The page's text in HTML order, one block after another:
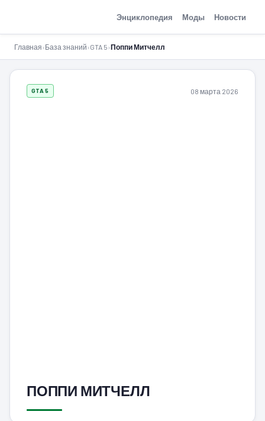
Энциклопедия Моды Новости
Главная›База знаний›GTA 5›Поппи Митчелл
GTA 5 08 марта 2026
ПОППИ МИТЧЕЛЛ